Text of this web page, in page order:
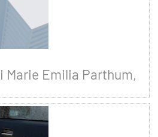
Marie Emilia Parthum,